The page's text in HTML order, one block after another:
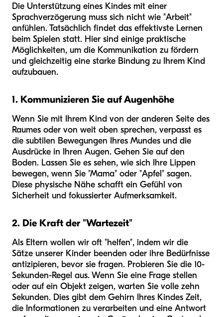
Die Unterstützung eines Kindes mit einer
Sprachverzögerung muss sich nicht wie "Arbeit"
anfühlen. Tatsächlich findet das effektivste Lernen
beim Spielen statt. Hier sind einige praktische
Möglichkeiten, um die Kommunikation zu fördern
und gleichzeitig eine starke Bindung zu Ihrem Kind
aufzubauen.
1. Kommunizieren Sie auf Augenhöhe
Wenn Sie mit Ihrem Kind von der anderen Seite des
Raumes oder von weit oben sprechen, verpasst es
die subtilen Bewegungen Ihres Mundes und die
Ausdrücke in Ihren Augen. Gehen Sie auf den
Boden. Lassen Sie es sehen, wie sich Ihre Lippen
bewegen, wenn Sie "Mama" oder "Apfel" sagen.
Diese physische Nähe schafft ein Gefühl von
Sicherheit und fokussierter Aufmerksamkeit.
2. Die Kraft der "Wartezeit"
Als Eltern wollen wir oft "helfen", indem wir die
Sätze unserer Kinder beenden oder ihre Bedürfnisse
antizipieren, bevor sie fragen. Probieren Sie die 10-
Sekunden-Regel aus. Wenn Sie eine Frage stellen
oder auf ein Objekt zeigen, warten Sie volle zehn
Sekunden. Dies gibt dem Gehirn Ihres Kindes Zeit,
die Informationen zu verarbeiten und eine Antwort